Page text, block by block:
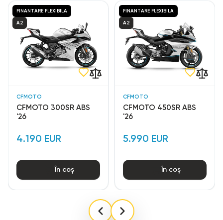
CFMOTO
CFMOTO 300SR ABS
'26
4.190 EUR
FINANTARE FLEXIBILA
A2
În coș
CFMOTO
CFMOTO 450SR ABS
'26
5.990 EUR
FINANTARE FLEXIBILA
A2
În coș